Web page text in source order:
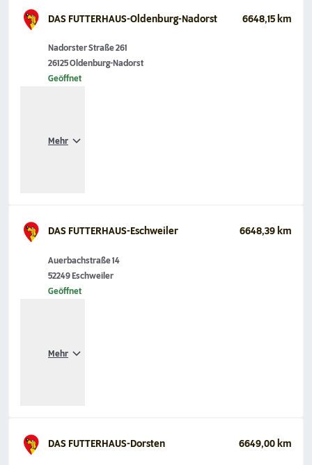
DAS FUTTERHAUS-Oldenburg-Nadorst 6648,15 km
Nadorster Straße 261
26125 Oldenburg-Nadorst
Geöffnet
Mehr
DAS FUTTERHAUS-Eschweiler 6648,39 km
Auerbachstraße 14
52249 Eschweiler
Geöffnet
Mehr
DAS FUTTERHAUS-Dorsten 6649,00 km